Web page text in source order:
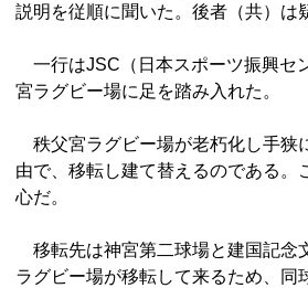
説明を従順に聞いた。後者（共）は
一行はJSC（日本スポーツ振興セ
宮ラグビー場に足を踏み入れた。
秩父宮ラグビー場が老朽化し手狭
由で、移転し建て替えるのである。
心だ。
移転先は神宮第二球場と建国記念
ラグビー場が移転して来るため、同